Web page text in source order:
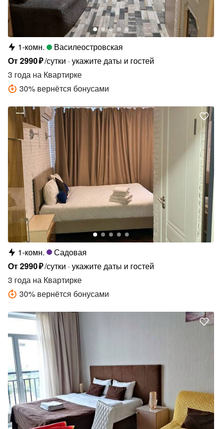
1-комн.
Василеостровская
От2990₽/сутки укажите даты и гостей
3 года на Квартирке
30% вернётся бонусами
1-комн.
Садовая
От2990₽/сутки укажите даты и гостей
3 года на Квартирке
30% вернётся бонусами